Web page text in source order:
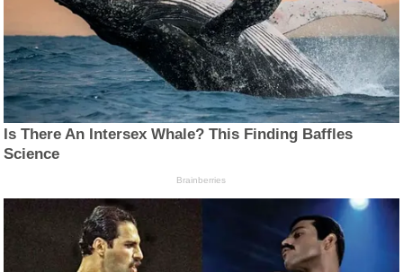
Is There An Intersex Whale? This Finding Baffles
Science
Brainberries